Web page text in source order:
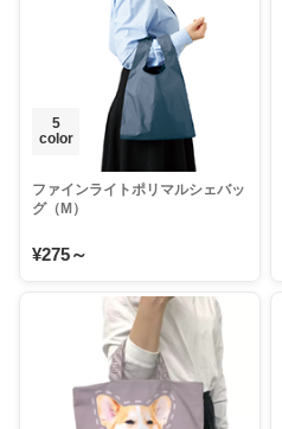
5
color
ファインライトポリマルシェバッ
グ（M）
¥275～